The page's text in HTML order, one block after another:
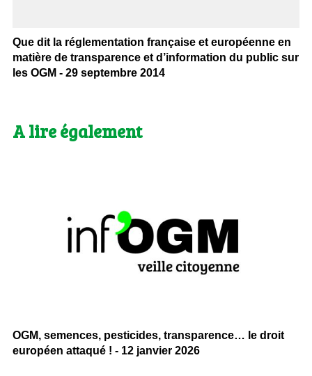
Que dit la réglementation française et européenne en
matière de transparence et d’information du public sur
les OGM - 29 septembre 2014
A lire également
OGM, semences, pesticides, transparence… le droit
européen attaqué ! - 12 janvier 2026